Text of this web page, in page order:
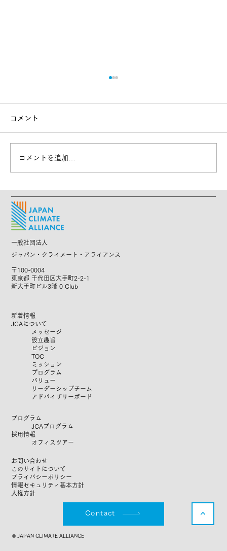
【募集終了】CLPリーガル人材に向けた
オンライン説明会を実施します！
コメント
コメントを追加…
一般社団法人
ジャパン・クライメート・アライアンス
〒100-0004
東京都 千代田区大手町2-2-1
新大手町ビル3階 0 Club
© JAPAN CLIMATE ALLIANCE
新着情報
JCAについて
メッセージ
設立趣旨
ビジョン
TOC
ミッション
プログラム
​バリュー
リーダーシップチーム
​アドバイザリーボード
プログラム
JCAプログラム
​​採用情報
オフィスツアー
<
お問い合わせ
このサイトについて
​プライバシーポリシー
​情報セキュリティ基本方針
​人権方針
Contact